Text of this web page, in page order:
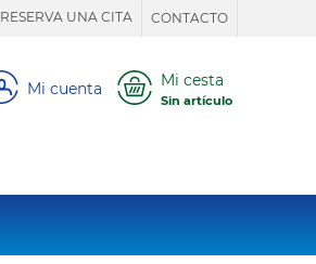
RESERVA UNA CITA CONTACTO
Mi cuenta Mi cesta
Sin artículo